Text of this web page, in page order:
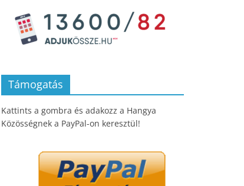
Támogatás
Kattints a gombra és adakozz a Hangya
Közösségnek a PayPal-on keresztül!